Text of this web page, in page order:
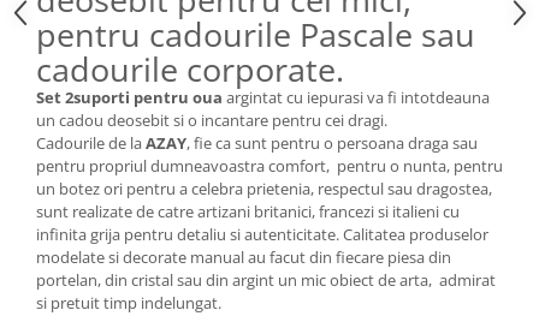
MORRIS&AMP;CO
KINGSLEY
SERENDIPITY GOLD
SERENDIPITY PLATINUM
CHELSEA
MEDICEA
CELESTIAL
PATCHWORK WILLOW
BLUE LILY
HIBISCUS
pentru cadourile Pascale sau
cadourile corporate.
Set 2suporti pentru oua argintat cu iepurasi va fi intotdeauna
un cadou deosebit si o incantare pentru cei dragi.
Cadourile de laAZAY, fie ca sunt pentru o persoana draga sau
pentru propriul dumneavoastra comfort, pentru o nunta, pentru
un botez ori pentru a celebra prietenia, respectul sau dragostea,
sunt realizate de catre artizani britanici, francezi si italieni cu
infinita grija pentru detaliu si autenticitate. Calitatea produselor
modelate si decorate manual au facut din fiecare piesa din
portelan, din cristal sau din argint un mic obiect de arta, admirat
si pretuit timp indelungat.